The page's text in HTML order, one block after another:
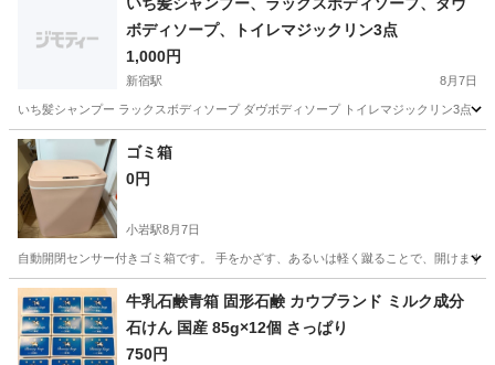
ボディソープ、トイレマジックリン3点
1,000円
新宿駅 8月7日
いち髪シャンプー ラックスボディソープ ダヴボディソープ トイレマジックリン3点
東京 新宿区 新宿駅
ゴミ箱
0円
小岩駅8月7日
自動開閉センサー付きゴミ箱です。 手をかざす、あるいは軽く蹴ることで、開けます
東京 江戸川区 小岩駅 生活雑貨 自動
牛乳石鹸青箱 固形石鹸 カウブランド ミルク成分
石けん 国産 85g×12個 さっぱり
750円